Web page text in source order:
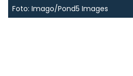
Foto: Imago/Pond5 Images